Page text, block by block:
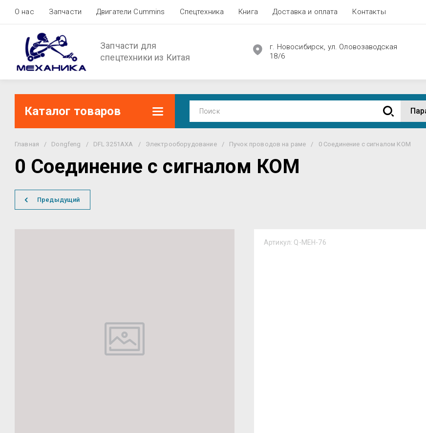
О нас Запчасти Двигатели Cummins Спецтехника Книга Доставка и оплата Контакты
Запчасти для
спецтехники из Китая
г. Новосибирск, ул. Оловозаводская
18/6
Каталог товаров
Главная / Dongfeng / DFL 3251AXA / Электрооборудование / Пучок проводов на раме / 0 Соединение с сигналом КОМ
0 Соединение с сигналом КОМ
Предыдущий
Артикул: Q-MEH-76